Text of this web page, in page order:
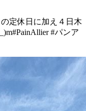
定休日に加え４日木
#パンア